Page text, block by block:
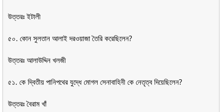
উত্তরঃ ইটালী
৫০. কোন সুলতান আলাই দরওয়াজা তৈরি করেছিলেন?
উত্তরঃ আলাউদ্দিন খলজী
৫১. কে দ্বিতীয় পানিপথের যুদ্ধে মোগল সেনাবাহিনী কে নেতৃত্ব দিয়েছিলেন?
উত্তরঃ বৈরাম খাঁ